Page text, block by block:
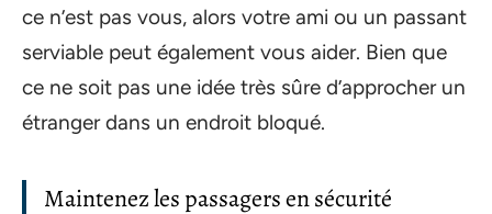
ce n’est pas vous, alors votre ami ou un passant
serviable peut également vous aider. Bien que
ce ne soit pas une idée très sûre d’approcher un
étranger dans un endroit bloqué.
Maintenez les passagers en sécurité